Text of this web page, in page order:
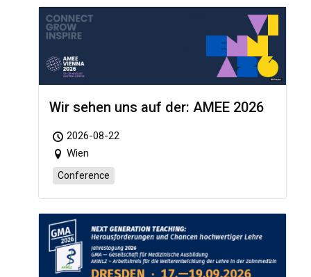
Wir sehen uns auf der: AMEE 2026
2026-08-22
Wien
Conference